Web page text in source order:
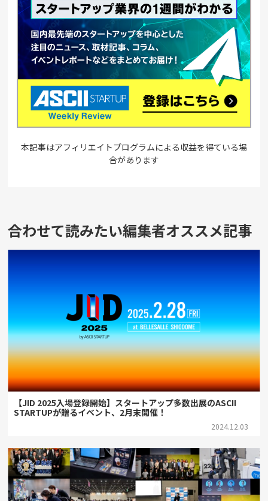
本記事はアフィリエイトプログラムによる収益を得ている場
合があります
合わせて読みたい編集者オススメ記事
【JID 2025入場登録開始】スタートアップ多数出展のASCII
STARTUPが贈るイベント、2月末開催！
2024.12.03